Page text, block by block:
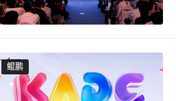
鲲鹏
鲲鹏